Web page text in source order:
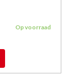
Op voorraad